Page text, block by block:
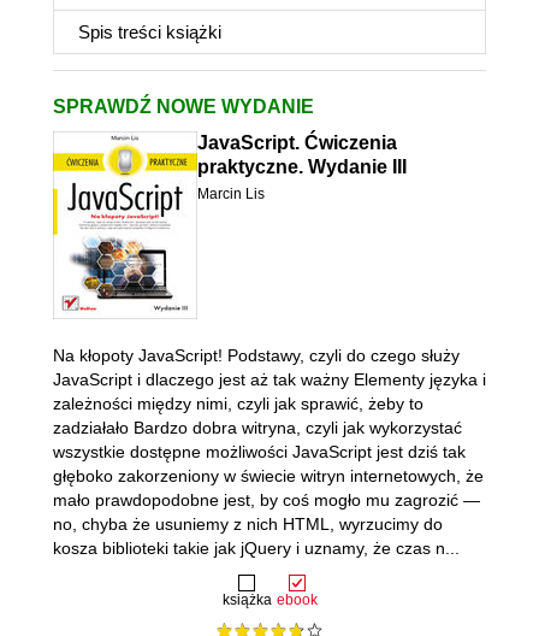
Spis treści książki
SPRAWDŹ NOWE WYDANIE
JavaScript. Ćwiczenia
praktyczne. Wydanie III
Marcin Lis
książka ebook
Na kłopoty JavaScript! Podstawy, czyli do czego służy
JavaScript i dlaczego jest aż tak ważny Elementy języka i
zależności między nimi, czyli jak sprawić, żeby to
zadziałało Bardzo dobra witryna, czyli jak wykorzystać
wszystkie dostępne możliwości JavaScript jest dziś tak
głęboko zakorzeniony w świecie witryn internetowych, że
mało prawdopodobne jest, by coś mogło mu zagrozić —
no, chyba że usuniemy z nich HTML, wyrzucimy do
kosza biblioteki takie jak jQuery i uznamy, że czas n...